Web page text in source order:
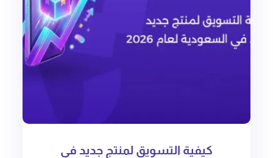
كيفية التسويق لمنتج جديد في